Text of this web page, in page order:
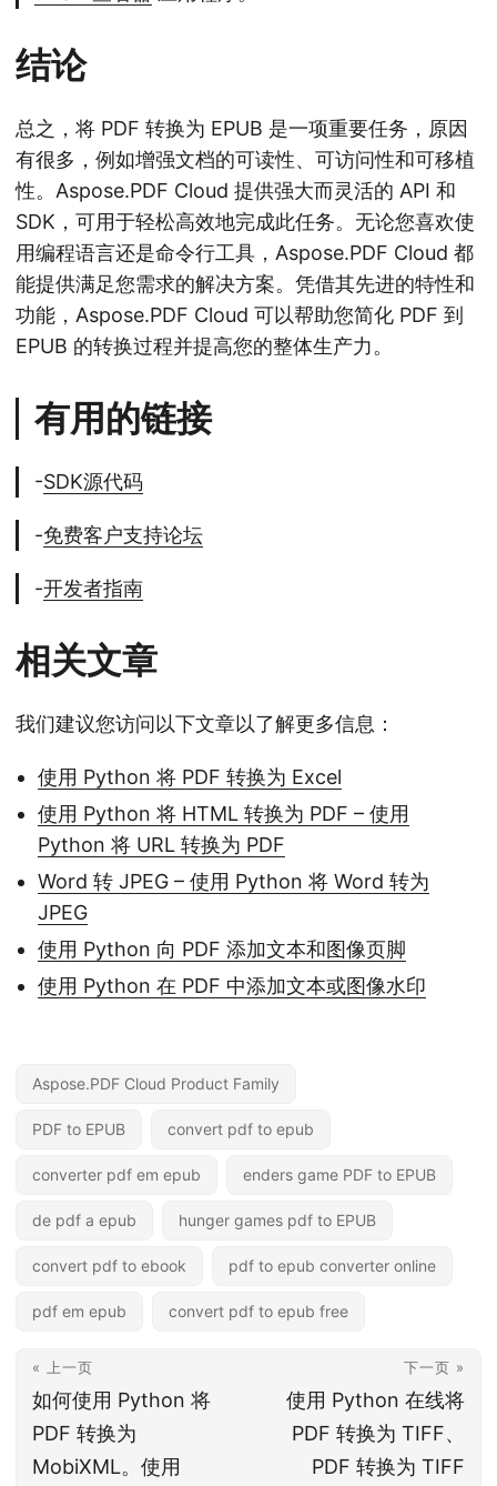
结论
总之，将 PDF 转换为 EPUB 是一项重要任务，原因
有很多，例如增强文档的可读性、可访问性和可移植
性。Aspose.PDF Cloud 提供强大而灵活的 API 和
SDK，可用于轻松高效地完成此任务。无论您喜欢使
用编程语言还是命令行工具，Aspose.PDF Cloud 都
能提供满足您需求的解决方案。凭借其先进的特性和
功能，Aspose.PDF Cloud 可以帮助您简化 PDF 到
EPUB 的转换过程并提高您的整体生产力。
有用的链接
-SDK源代码
-免费客户支持论坛
-开发者指南
相关文章
我们建议您访问以下文章以了解更多信息：
使用 Python 将 PDF 转换为 Excel
使用 Python 将 HTML 转换为 PDF – 使用
Python 将 URL 转换为 PDF
Word 转 JPEG – 使用 Python 将 Word 转为
JPEG
使用 Python 向 PDF 添加文本和图像页脚
使用 Python 在 PDF 中添加文本或图像水印
Aspose.PDF Cloud Product Family
PDF to EPUB convert pdf to epub
converter pdf em epub enders game PDF to EPUB
de pdf a epub hunger games pdf to EPUB
convert pdf to ebook pdf to epub converter online
pdf em epub convert pdf to epub free
« 上一页
如何使用 Python 将
PDF 转换为
MobiXML。使用
下一页 »
使用 Python 在线将
PDF 转换为 TIFF、
PDF 转换为 TIFF